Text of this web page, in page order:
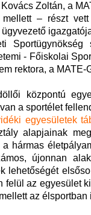
Zoltán, a
– részt
Sportügynökség
- Főiskolai
rektora, a
központú
a sportélet
egyesületek
alapjainak
hármas
újonnan
lehetőségét
felül az egyesület
az